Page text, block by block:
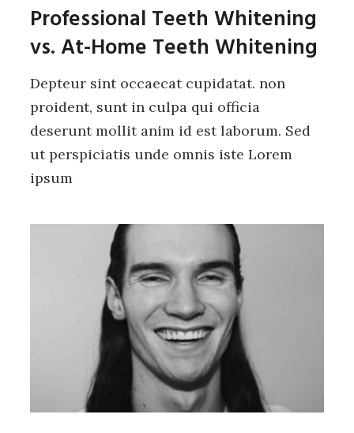
Professional Teeth Whitening
vs. At-Home Teeth Whitening
Depteur sint occaecat cupidatat. non
proident, sunt in culpa qui officia
deserunt mollit anim id est laborum. Sed
ut perspiciatis unde omnis iste Lorem
ipsum